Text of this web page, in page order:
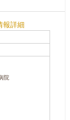
報詳細
院